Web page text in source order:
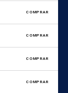
COMPRAR
COMPRAR
COMPRAR
COMPRAR